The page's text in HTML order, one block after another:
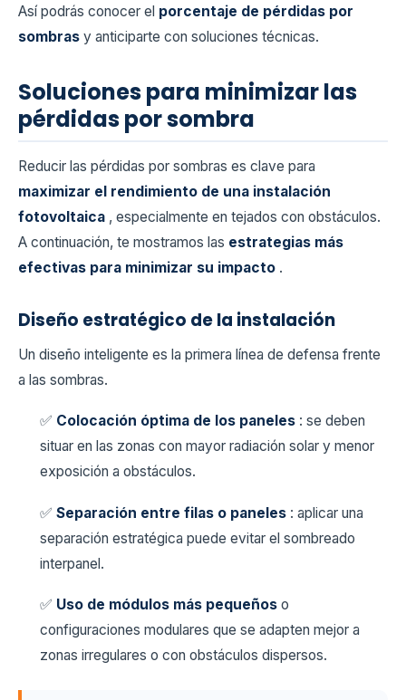
Así podrás conocer el porcentaje de pérdidas por
sombras y anticiparte con soluciones técnicas.
Soluciones para minimizar las
pérdidas por sombra
Reducir las pérdidas por sombras es clave para
maximizar el rendimiento de una instalación
fotovoltaica , especialmente en tejados con obstáculos.
A continuación, te mostramos las estrategias más
efectivas para minimizar su impacto .
Diseño estratégico de la instalación
Un diseño inteligente es la primera línea de defensa frente
a las sombras.
✅ Colocación óptima de los paneles : se deben
situar en las zonas con mayor radiación solar y menor
exposición a obstáculos.
✅ Separación entre filas o paneles : aplicar una
separación estratégica puede evitar el sombreado
interpanel.
✅ Uso de módulos más pequeños o
configuraciones modulares que se adapten mejor a
zonas irregulares o con obstáculos dispersos.